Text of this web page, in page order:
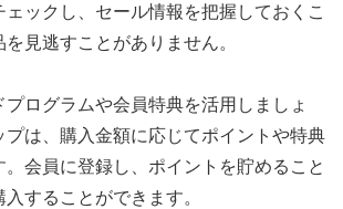
ェックし、セール情報を把握しておくこ
見逃すことがありません。
ログラムや会員特典を活用しましょ
プは、購入金額に応じてポイントや特典
。会員に登録し、ポイントを貯めること
することができます。